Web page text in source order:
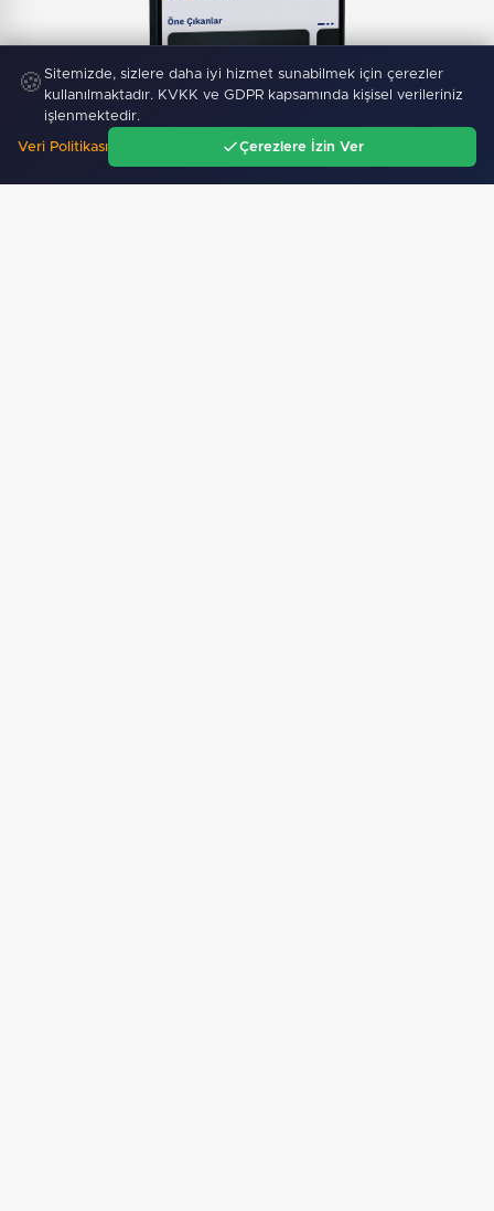
🍪 Sitemizde, sizlere daha iyi hizmet sunabilmek için çerezler
kullanılmaktadır. KVKK ve GDPR kapsamında kişisel verileriniz
işlenmektedir.
Veri Politikası Çerezlere İzin Ver
Gündem Ara Menü